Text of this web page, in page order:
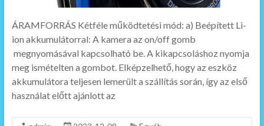
ÁRAMFORRÁS Kétféle működtetési mód: a) Beépített Li-
ion akkumulátorral: A kamera az on/off gomb
megnyomásával kapcsolható be. A kikapcsoláshoz nyomja
meg ismételten a gombot. Elképzelhető, hogy az eszköz
akkumulátora teljesen lemerült a szállítás során, így az első
használat előtt ajánlott az